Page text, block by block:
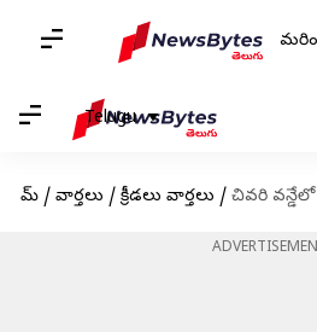
Telugu
హోమ్ / వార్తలు / క్రీడలు వార్తలు / చివరి వన్డేలో